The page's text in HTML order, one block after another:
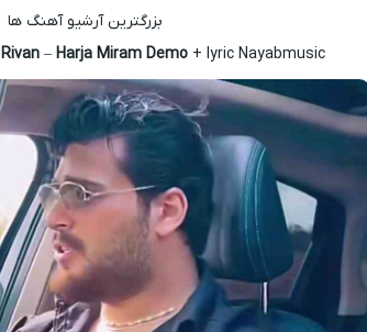
بزرگترین آرشیو آهنگ ها
Rivan– Harja Miram Demo+ lyric Nayabmusic